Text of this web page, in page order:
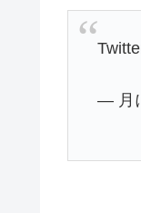
— 月